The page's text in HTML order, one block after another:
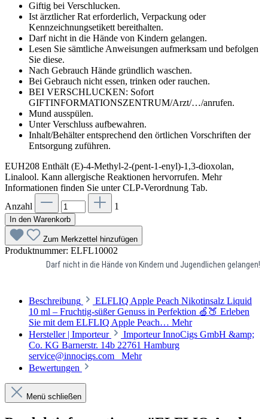
Giftig bei Verschlucken.
Ist ärztlicher Rat erforderlich, Verpackung oder
Kennzeichnungsetikett bereithalten.
Darf nicht in die Hände von Kindern gelangen.
Lesen Sie sämtliche Anwei­sungen aufmerksam und befolgen
Sie diese.
Nach Gebrauch Hände gründlich waschen.
Bei Gebrauch nicht essen, trinken oder rauchen.
BEI VERSCHLUCKEN: Sofort
GIFTINFORMATIONSZENTRUM/Arzt/…/anrufen.
Mund ausspülen.
Unter Verschluss aufbewahren.
Inhalt/Behälter entsprechend den örtlichen Vorschriften der
Entsorgung zuführen.
EUH208 Enthält (E)-4-Methyl-2-(pent-1-enyl)-1,3-dioxolan,
Linalool. Kann allergische Reaktionen hervorrufen. Mehr
Informationen finden Sie unter CLP-Verordnung Tab.
Anzahl
1
In den Warenkorb
Zum Merkzettel hinzufügen
Produktnummer: ELFL10002
Darf nicht in die Hände von Kindern und Jugendlichen gelangen!
Beschreibung
ELFLIQ Apple Peach Nikotinsalz Liquid
10 ml – Fruchtig-süßer Genuss in Perfektion 🍏🍑 Erleben
Sie mit dem ELFLIQ Apple Peach… Mehr
Hersteller | Importeur
Importeur InnoCigs GmbH &amp;
Co. KG Barnerstr. 14b 22761 Hamburg
service@innocigs.com Mehr
Bewertungen
Menü schließen